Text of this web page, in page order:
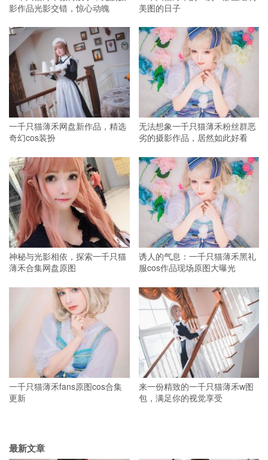
影作品光影交错，惊心动魄
美图的日子
一千只猫薄禾网盘新作品，精选
奇幻cos装扮
无法想象一千只猫薄禾粉丝群恶
劣的摄影作品，居然如此好看
神秘与光影相依，探索一千只猫
薄禾合集网盘原图
诱人的气息：一千只猫薄禾黑礼
服cos作品现场原图大曝光
一千只猫薄禾fans原图cos合集
更新
来一份精致的一千只猫薄禾w图
包，满足你的视觉享受
最新文章